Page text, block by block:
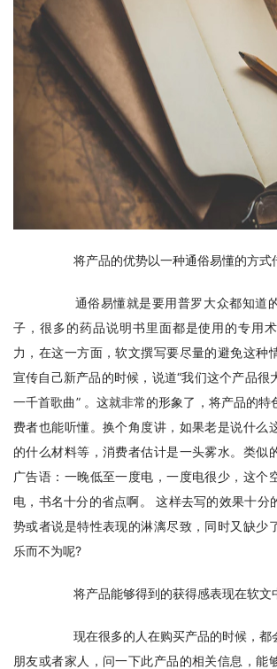
将产品的优势以一种通俗易懂的方式
通俗易懂就是要用普罗大众都知道
子，很多的药品说明书里面都是使用的专用
力，在这一方面，软文撰写要尽量的避免这种
宣传自己新产品的时候，说道“我们这个产品很
一千首歌曲” 。这就非常的形象了，将产品的特
费者也能听懂。换个角度讲，如果老是说什么
的什么材料等，消费者估计是一头雾水。类似
广告语：一晚低至一度电，一度电很少，这个
电，书名十分的省点啊。 这样去写的效果十分
势或者说是特性表现的淋漓尽致，同时又缺少
乐而不为呢?
将产品能够得到的获得感表现在软文
现在很多的人在购买产品的时候，都
朋友或者家人，问一下此产品的相关信息，能